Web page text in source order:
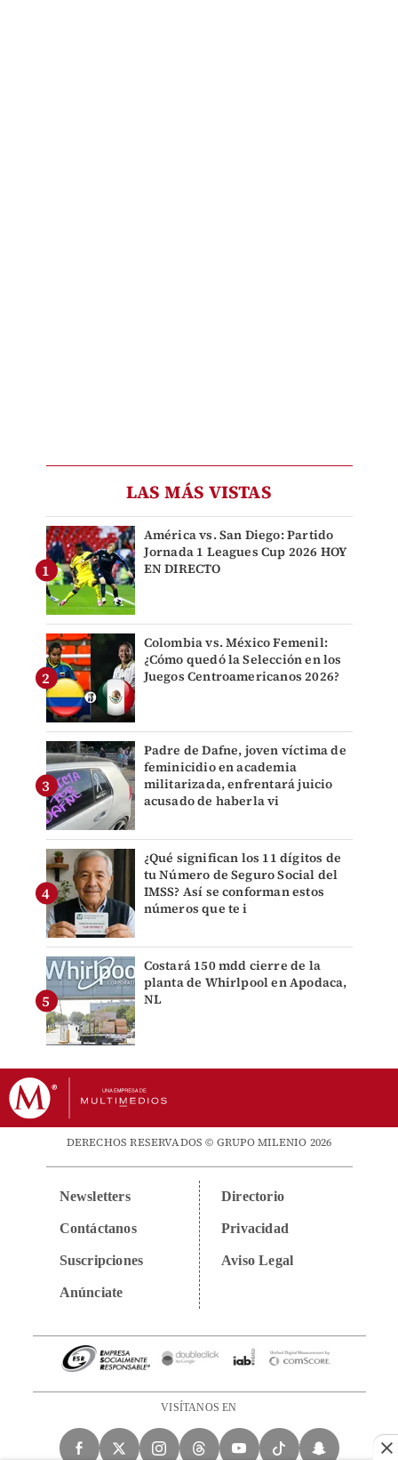
LAS MÁS VISTAS
América vs. San Diego: Partido
Jornada 1 Leagues Cup 2026 HOY
EN DIRECTO
Colombia vs. México Femenil:
¿Cómo quedó la Selección en los
Juegos Centroamericanos 2026?
Padre de Dafne, joven víctima de
feminicidio en academia
militarizada, enfrentará juicio
acusado de haberla vi
¿Qué significan los 11 dígitos de
tu Número de Seguro Social del
IMSS? Así se conforman estos
números que te i
Costará 150 mdd cierre de la
planta de Whirlpool en Apodaca,
NL
DERECHOS RESERVADOS © GRUPO MILENIO 2026
Newsletters
Contáctanos
Suscripciones
Anúnciate
Directorio
Privacidad
Aviso Legal
VISÍTANOS EN